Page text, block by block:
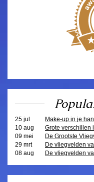
25 jul
Make-up in je
10 aug
Grote verschillen
09 mei
De Grootste
29 mrt
De vliegvelden
08 aug
De vliegvelden